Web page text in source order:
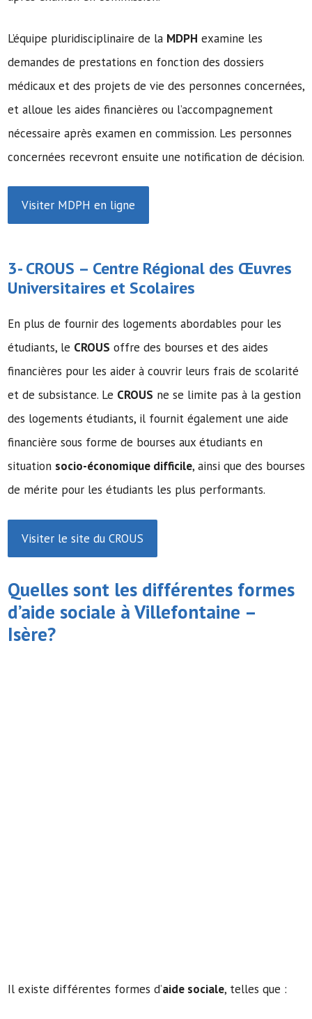
L’équipe pluridisciplinaire de la MDPH examine les
demandes de prestations en fonction des dossiers
médicaux et des projets de vie des personnes concernées,
et alloue les aides financières ou l’accompagnement
nécessaire après examen en commission. Les personnes
concernées recevront ensuite une notification de décision.
Visiter MDPH en ligne
3-CROUS – Centre Régional des Œuvres
Universitaires et Scolaires
En plus de fournir des logements abordables pour les
étudiants, le CROUS offre des bourses et des aides
financières pour les aider à couvrir leurs frais de scolarité
et de subsistance. Le CROUS ne se limite pas à la gestion
des logements étudiants, il fournit également une aide
financière sous forme de bourses aux étudiants en
situation socio-économique difficile, ainsi que des bourses
de mérite pour les étudiants les plus performants.
Visiter le site du CROUS
Quelles sont les différentes formes
d’aide sociale à Villefontaine –
Isère?
Il existe différentes formes d’aide sociale, telles que :